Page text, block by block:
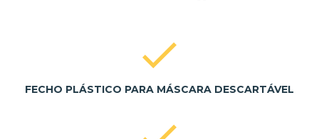
FECHO PLÁSTICO PARA MÁSCARA DESCARTÁVEL